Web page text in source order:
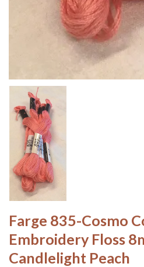
Farge 835-Cosmo
Embroidery Floss
Candlelight Peach